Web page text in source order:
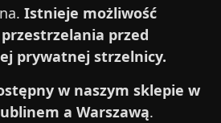
Istnieje możliwość
przed
prywatnej strzelnicy.
w naszym sklepie w
a Warszawą.